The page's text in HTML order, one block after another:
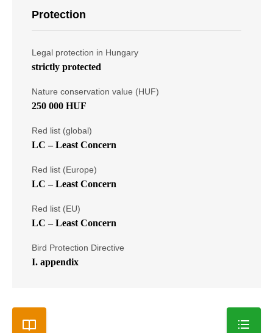
Protection
Legal protection in Hungary
strictly protected
Nature conservation value (HUF)
250 000 HUF
Red list (global)
LC – Least Concern
Red list (Europe)
LC – Least Concern
Red list (EU)
LC – Least Concern
Bird Protection Directive
I. appendix